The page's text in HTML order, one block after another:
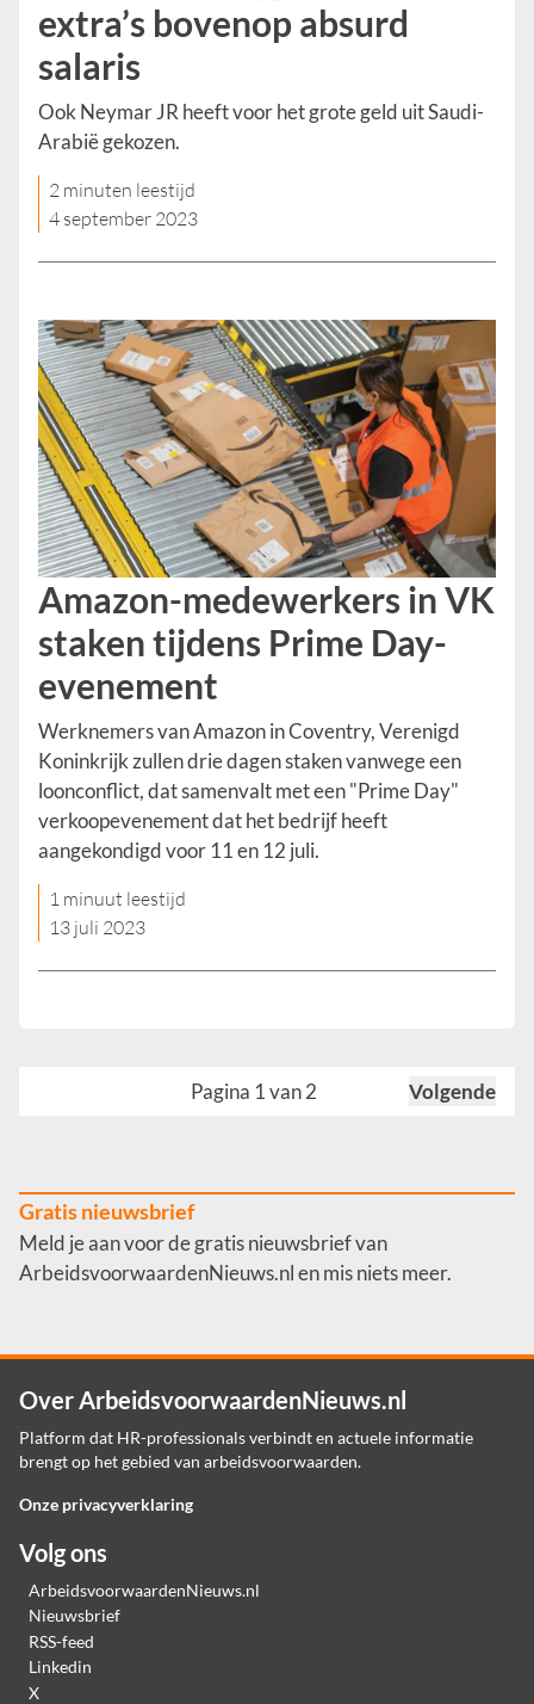
extra’s bovenop absurd
salaris
Ook Neymar JR heeft voor het grote geld uit Saudi-
Arabië gekozen.
2 minuten leestijd
4 september 2023
Amazon-medewerkers in VK
staken tijdens Prime Day-
evenement
Werknemers van Amazon in Coventry, Verenigd
Koninkrijk zullen drie dagen staken vanwege een
loonconflict, dat samenvalt met een "Prime Day"
verkoopevenement dat het bedrijf heeft
aangekondigd voor 11 en 12 juli.
1 minuut leestijd
13 juli 2023
Pagina 1 van 2 Volgende
Gratis nieuwsbrief
Meld je aan voor de gratis nieuwsbrief van
ArbeidsvoorwaardenNieuws.nl en mis niets meer.
Over ArbeidsvoorwaardenNieuws.nl
Platform dat HR-professionals verbindt en actuele informatie
brengt op het gebied van arbeidsvoorwaarden.
Onze privacyverklaring
Volg ons
ArbeidsvoorwaardenNieuws.nl
Nieuwsbrief
RSS-feed
Linkedin
X